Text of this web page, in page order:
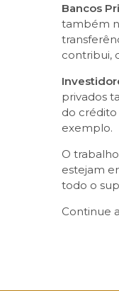
Bancos
também
contribui,
privados
do crédito
exemplo.
O
estejam
todo o
Continue